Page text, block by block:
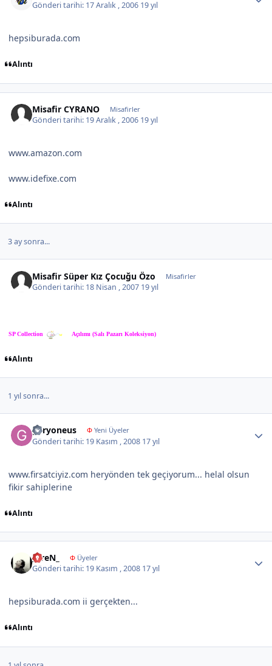
Gönderi tarihi: 17 Aralık , 2006 19 yıl
hepsiburada.com
Alıntı
Misafir CYRANO Misafirler
Gönderi tarihi: 19 Aralık , 2006 19 yıl
www.amazon.com
www.idefixe.com
Alıntı
3 ay sonra...
Misafir Süper Kız Çocuğu Özo Misafirler
Gönderi tarihi: 18 Nisan , 2007 19 yıl
SP Collection Açılımı (Salı Pazarı Koleksiyon)
Alıntı
1 yıl sonra...
geryoneus ΦYeni Üyeler
Gönderi tarihi: 19 Kasım , 2008 17 yıl
www.firsatciyiz.com heryönden tek geçiyorum... helal olsun
fikir sahiplerine
Alıntı
_EreN_ ΦÜyeler
Gönderi tarihi: 19 Kasım , 2008 17 yıl
hepsiburada.com ii gerçekten...
Alıntı